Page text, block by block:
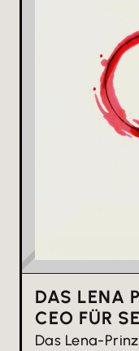
DAS LENA
CEO FÜR
Das Lena-